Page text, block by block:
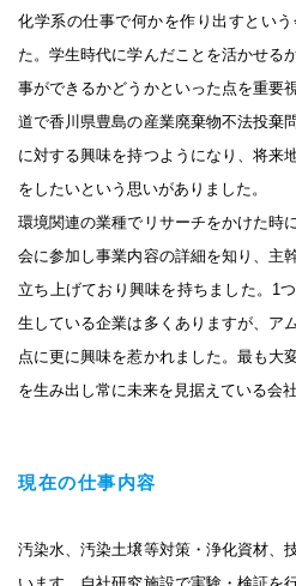
化学系の仕事で何かを作り出すとい
た。学生時代に学んだことを活かせる
事ができるかどうかといった点を重要
道で香川県豊島の産業廃棄物不法投棄
に対する興味を持つようになり、将来
をしたいという思いがありました。
環境関連の業種でリサーチをかけた時
会に参加し事業内容の詳細を知り、主
立ち上げており興味を持ちました。1
生している企業は多くありますが、ア
点に更に興味を惹かれました。最も大
を生み出し常に未来を見据えている会
現在の仕事内容
汚染水、汚染土壌等対策・浄化資材、